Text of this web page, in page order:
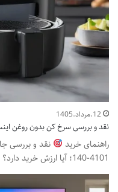
12.مرداد.1405
نقد و بررسی سرخ کن بدون روغن اینستنت
راهنمای خرید
4101-140؛ آیا ارزش خرید دارد؟ با ما…